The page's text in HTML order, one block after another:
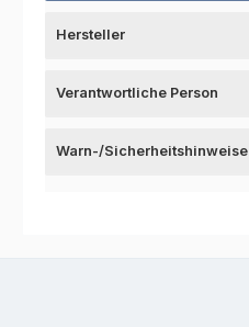
Hersteller
Verantwortliche Person
Warn-/Sicherheitshinweise